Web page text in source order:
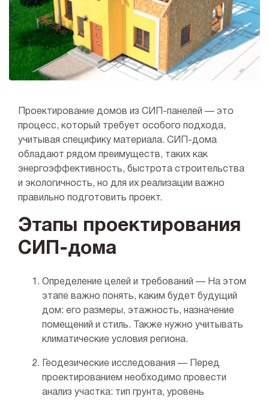
Проектирование домов из СИП-панелей — это
процесс, который требует особого подхода,
учитывая специфику материала. СИП-дома
обладают рядом преимуществ, таких как
энергоэффективность, быстрота строительства
и экологичность, но для их реализации важно
правильно подготовить проект.
Этапы проектирования
СИП-дома
Определение целей и требований — На этом
этапе важно понять, каким будет будущий
дом: его размеры, этажность, назначение
помещений и стиль. Также нужно учитывать
климатические условия региона.
Геодезические исследования — Перед
проектированием необходимо провести
анализ участка: тип грунта, уровень
10x8
10x10
Плоская крыша
Сауна